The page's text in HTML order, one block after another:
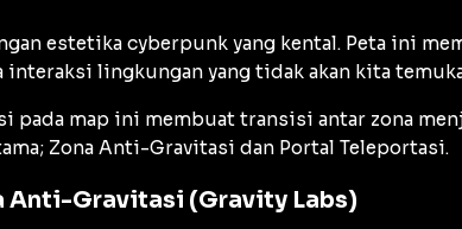
estetika cyberpunk yang kental. Peta ini
interaksi lingkungan yang tidak akan kita
pada map ini membuat transisi antar zona
Zona Anti-Gravitasi dan Portal Teleportasi.
Anti-Gravitasi (Gravity Labs)